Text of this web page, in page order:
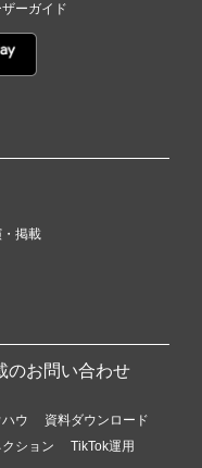
ーガイド
掲載
のお問い合わせ
ウ
資料ダウンロード
ション
TikTok運用